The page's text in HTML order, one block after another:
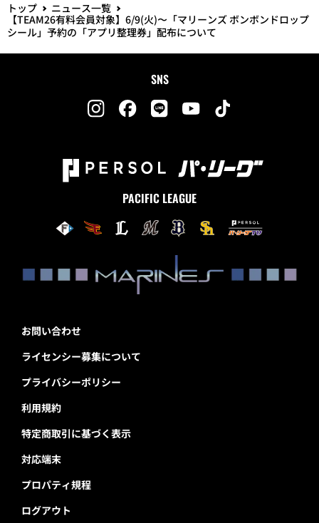
トップ
ニュース一覧
【TEAM26有料会員対象】6/9(火)〜「マリーンズ ボンボンドロップ
シール」予約の「アプリ整理券」配布について
SNS
PACIFIC LEAGUE
お問い合わせ
ライセンシー募集について
プライバシーポリシー
利用規約
特定商取引に基づく表示
対応端末
プロパティ規程
ログアウト